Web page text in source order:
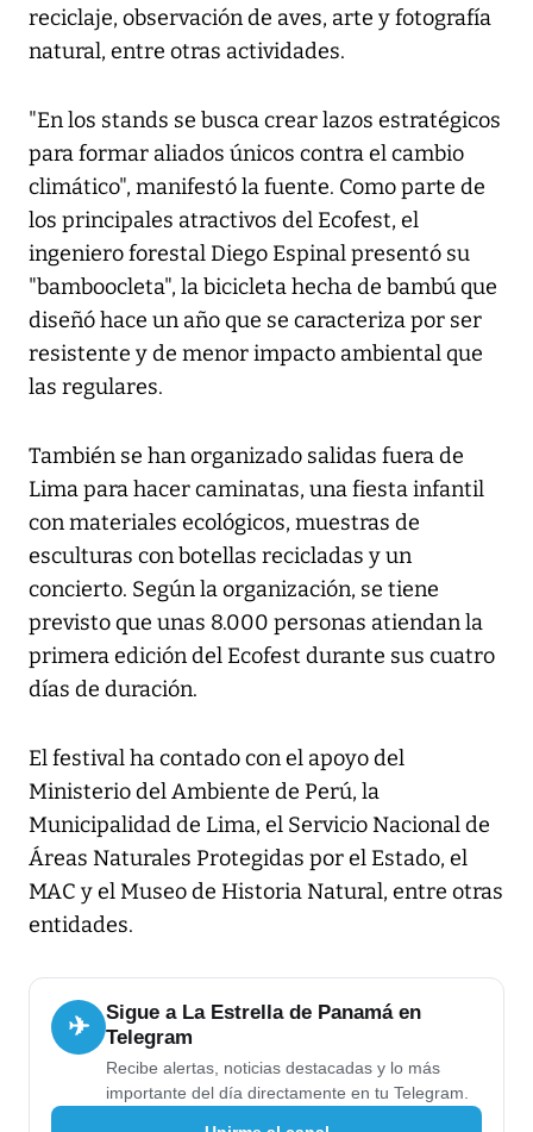
reciclaje, observación de aves, arte y fotografía
natural, entre otras actividades.
"En los stands se busca crear lazos estratégicos
para formar aliados únicos contra el cambio
climático", manifestó la fuente. Como parte de
los principales atractivos del Ecofest, el
ingeniero forestal Diego Espinal presentó su
"bamboocleta", la bicicleta hecha de bambú que
diseñó hace un año que se caracteriza por ser
resistente y de menor impacto ambiental que
las regulares.
También se han organizado salidas fuera de
Lima para hacer caminatas, una fiesta infantil
con materiales ecológicos, muestras de
esculturas con botellas recicladas y un
concierto. Según la organización, se tiene
previsto que unas 8.000 personas atiendan la
primera edición del Ecofest durante sus cuatro
días de duración.
El festival ha contado con el apoyo del
Ministerio del Ambiente de Perú, la
Municipalidad de Lima, el Servicio Nacional de
Áreas Naturales Protegidas por el Estado, el
MAC y el Museo de Historia Natural, entre otras
entidades.
✈
Sigue a La Estrella de Panamá en
Telegram
Recibe alertas, noticias destacadas y lo más
importante del día directamente en tu Telegram.